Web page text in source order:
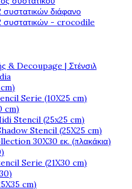
συστατικών διάφανο
συστατικών - crocodile
& Decoupage | Στένσιλ
Serie (10X25 cm)
cm)
Stencil (25x25 cm)
Stencil (25X25 cm)
30X30 εκ. (πλακάκια)
Serie (21X30 cm)
cm)